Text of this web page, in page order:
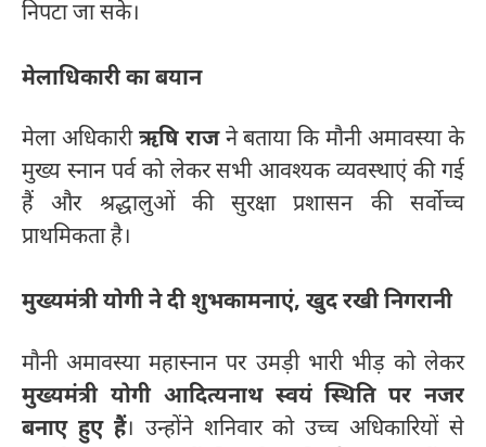
निपटा जा सके।
मेलाधिकारी का बयान
मेला अधिकारीऋषि राजने बताया कि मौनी अमावस्या के
मुख्य स्नान पर्व को लेकर सभी आवश्यक व्यवस्थाएं की गई
हैं और श्रद्धालुओं की सुरक्षा प्रशासन की सर्वोच्च
प्राथमिकता है।
मुख्यमंत्री योगी ने दी शुभकामनाएं, खुद रखी निगरानी
मौनी अमावस्या महास्नान पर उमड़ी भारी भीड़ को लेकर
मुख्यमंत्री योगी आदित्यनाथ स्वयं स्थिति पर नजर
बनाए हुए हैं। उन्होंने शनिवार को उच्च अधिकारियों से